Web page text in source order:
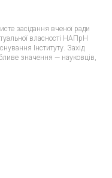
засідання вченої ради
власності НАПрН
Інституту. Захід
значення — науковців,